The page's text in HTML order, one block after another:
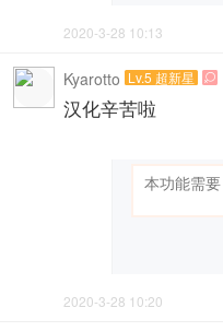
2020-3-28 10:13
Kyarotto Lv.5 超新星 
汉化辛苦啦
2020-3-28 10:20